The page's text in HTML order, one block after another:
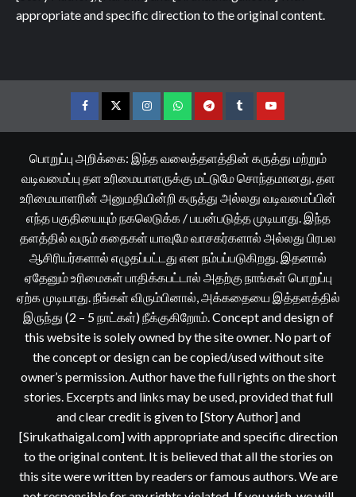
appropriate and specific direction to the original content.
FacebookTwitterInstagramWhatsappTelegramTumblrYouTube
பொறுப்பு அறிக்கை: இந்த வலைத்தளத்தின் கருத்து மற்றும்
வடிவமைப்பு தள உரிமையாளருக்கு மட்டுமே சொந்தமானது. தள
உரிமையாளரின் அனுமதியின்றி கருத்து அல்லது வடிவமைப்பின்
எந்த பகுதியையும் நகலெடுக்க / பயன்படுத்த முடியாது. இந்த
தளத்தில் வரும் கதைகள் யாவுமே வாசகர்களால் அல்லது பிரபல
ஆசிரியர்களால் எழுதப்பட்டது என நம்பப்படுகிறது. இதனால்
ஏதேனும் உரிமைகள் பாதிக்கபட்டால் அதற்கு நாங்கள் பொறுப்பு
ஏற்க முடியாது. நீங்கள் விரும்பினால், அக்கதையை இத்தளத்தில்
இருந்து (2 – 5 நாட்கள்) நீக்குகிறோம். Concept and design of
this website is solely owned by the site owner. No part of
the concept or design can be copied/used without site
owner’s permission. Author have the full rights on the short
stories. Excerpts and links may be used, provided that full
and clear credit is given to [Story Author] and
[Sirukathaigal.com] with appropriate and specific direction
to the original content. It is believed that all the stories on
this site were written by readers or famous authors. We are